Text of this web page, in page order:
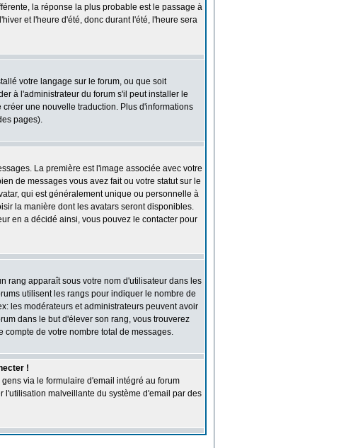
la réponse la plus probable est le passage à
et l'heure d'été, donc durant l'été, l'heure sera
votre langage sur le forum, ou que soit
à l'administrateur du forum s'il peut installer le
une nouvelle traduction. Plus d'informations
pages).
La première est l'image associée avec votre
de messages vous avez fait ou votre statut sur le
qui est généralement unique ou personnelle à
la manière dont les avatars seront disponibles.
en a décidé ainsi, vous pouvez le contacter pour
rang apparaît sous votre nom d'utilisateur dans les
utilisent les rangs pour indiquer le nombre de
les modérateurs et administrateurs peuvent avoir
dans le but d'élever son rang, vous trouverez
de votre nombre total de messages.
!
via le formulaire d'email intégré au forum
l'utilisation malveillante du système d'email par des